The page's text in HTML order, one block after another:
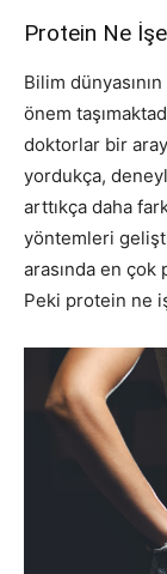
Protein Ne
Bilim
önem
doktorlar bir
yordukça,
arttıkça daha
yöntemleri
arasında en çok
Peki protein ne